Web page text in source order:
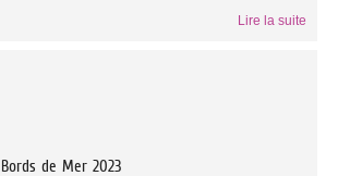
Lire la suite
de Mer 2023